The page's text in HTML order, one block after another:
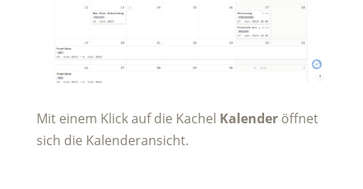
Mit einem Klick auf die Kachel Kalenderöffnet
sich die Kalenderansicht.